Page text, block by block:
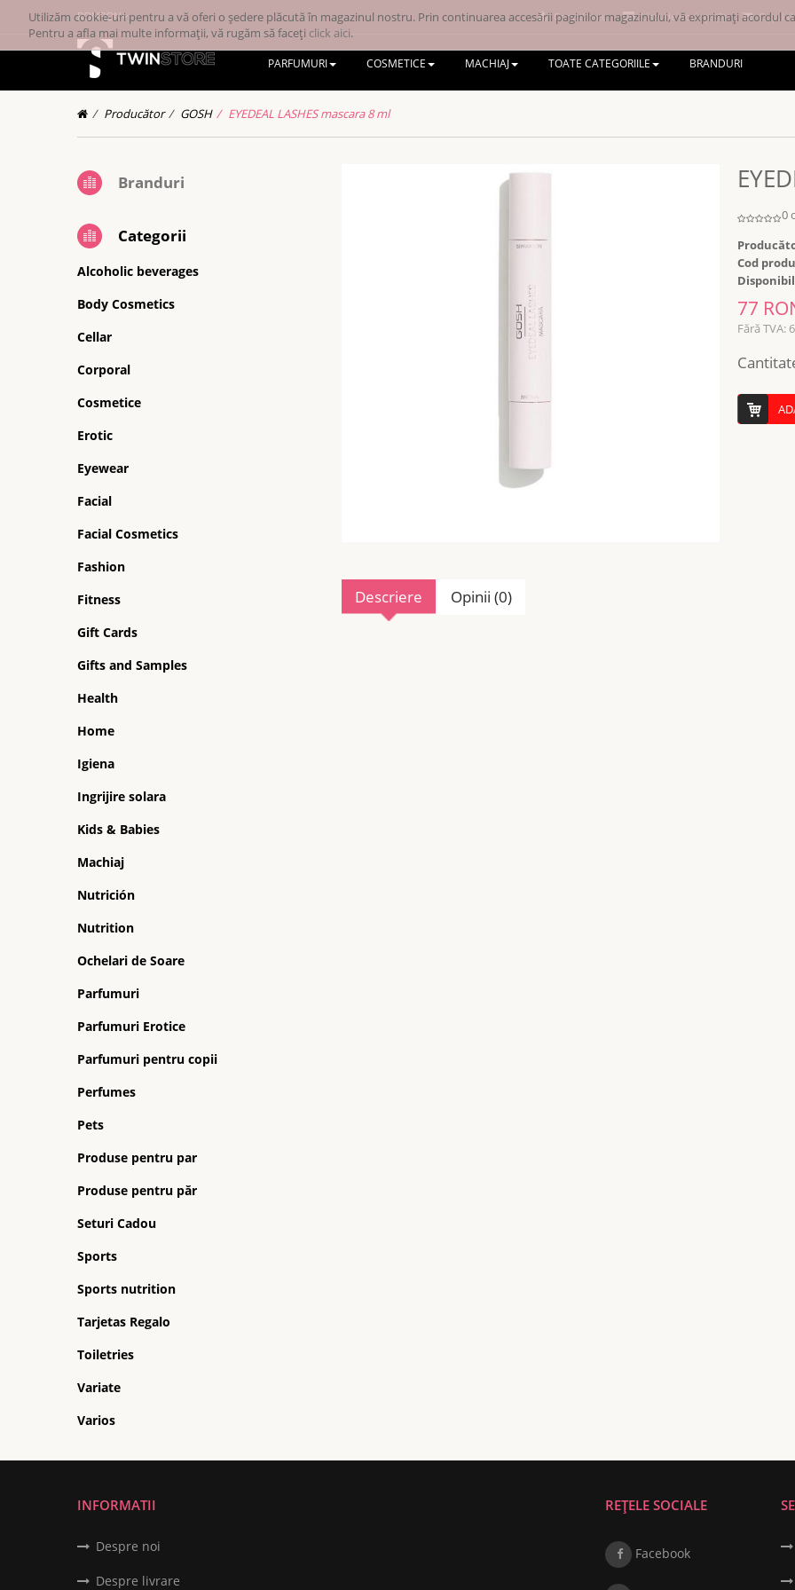
RONRON Contul meu Lista de dorințe (0) Coșul
PARFUMURI COSMETICE MACHIAJ TOATE CATEGORIILE BRANDURI
Producător GOSH EYEDEAL LASHES mascara 8 ml
Branduri
Categorii
Alcoholic beverages
Body Cosmetics
Cellar
Corporal
Cosmetice
Erotic
Eyewear
Facial
Facial Cosmetics
Fashion
Fitness
Gift Cards
Gifts and Samples
Health
Home
Igiena
Ingrijire solara
Kids & Babies
Machiaj
Nutrición
Nutrition
Ochelari de Soare
Parfumuri
Parfumuri Erotice
Parfumuri pentru copii
Perfumes
Pets
Produse pentru par
Produse pentru păr
Seturi Cadou
Sports
Sports nutrition
Tarjetas Regalo
Toiletries
Variate
Varios
0
Cod
77
Fără TVA:
Descriere Opinii (0)
INFORMATII
Despre noi
Despre livrare
REȚELE SOCIALE
Facebook
Utilizăm cookie-uri pentru a vă oferi o ședere plăcută în magazinul nostru. Prin continuarea accesării paginilor magazinului, vă exprimați acordul
Pentru a afla mai multe informații, vă rugăm să faceți click aici.